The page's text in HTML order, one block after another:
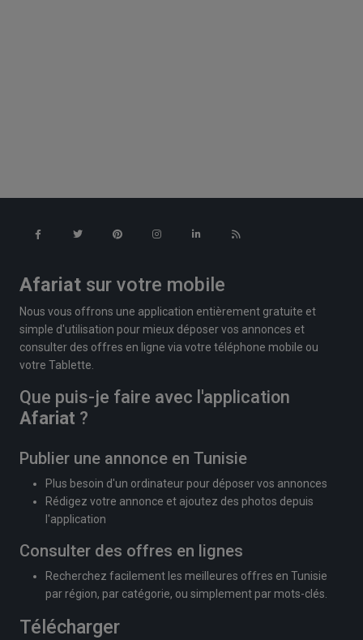
Afariat sur votre mobile
Nous vous offrons une application entièrement gratuite et
simple d'utilisation pour mieux déposer vos annonces et
consulter des offres en ligne via votre téléphone mobile ou
votre Tablette.
Que puis-je faire avec l'application
Afariat ?
Publier une annonce en Tunisie
Plus besoin d'un ordinateur pour déposer vos annonces
Rédigez votre annonce et ajoutez des photos depuis
l'application
Consulter des offres en lignes
Recherchez facilement les meilleures offres en Tunisie
par région, par catégorie, ou simplement par mots-clés.
Télécharger